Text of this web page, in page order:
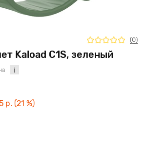
Kaload C1S, зеленый
(0)
р. (21 %)